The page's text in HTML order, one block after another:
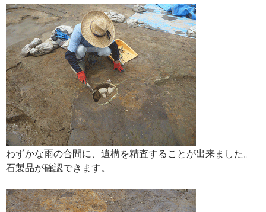
わずかな雨の合間に、遺構を精査することが出来ました。
石製品が確認できます。